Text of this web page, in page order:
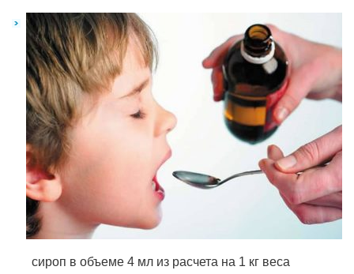
сироп в объеме 4 мл из расчета на 1 кг веса